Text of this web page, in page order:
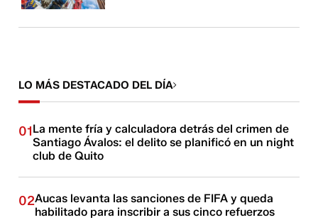
LO MÁS DESTACADO DEL DÍA
01La mente fría y calculadora detrás del crimen de
Santiago Ávalos: el delito se planificó en un night
club de Quito
02Aucas levanta las sanciones de FIFA y queda
habilitado para inscribir a sus cinco refuerzos